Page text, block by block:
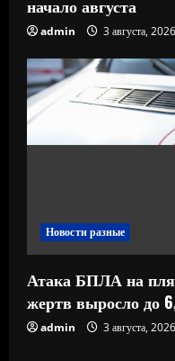
начало августа
admin 3 августа, 2026
Новости разные
Атака БПЛА на
жертв выросло до
admin 3 августа, 2026